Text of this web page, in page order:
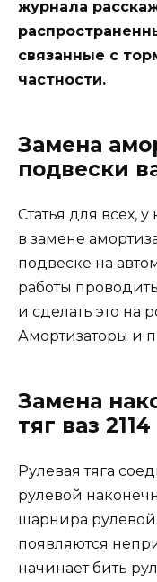
журнала
связанные с
частности.
Замена
подвески
Статья для всех,
в замене
подвеске на
работы
и сделать это на
Амортизаторы и
Замена
тяг ваз 2114
Рулевая тяга
рулевой
шарнира рулевой
появляются
начинает бить